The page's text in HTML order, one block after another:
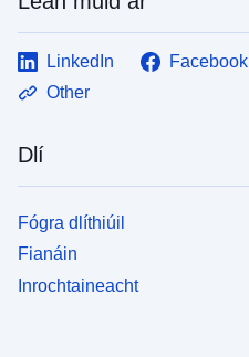
LinkedIn Facebook
Other
Dlí
Fógra dlíthiúil
Fianáin
Inrochtaineacht